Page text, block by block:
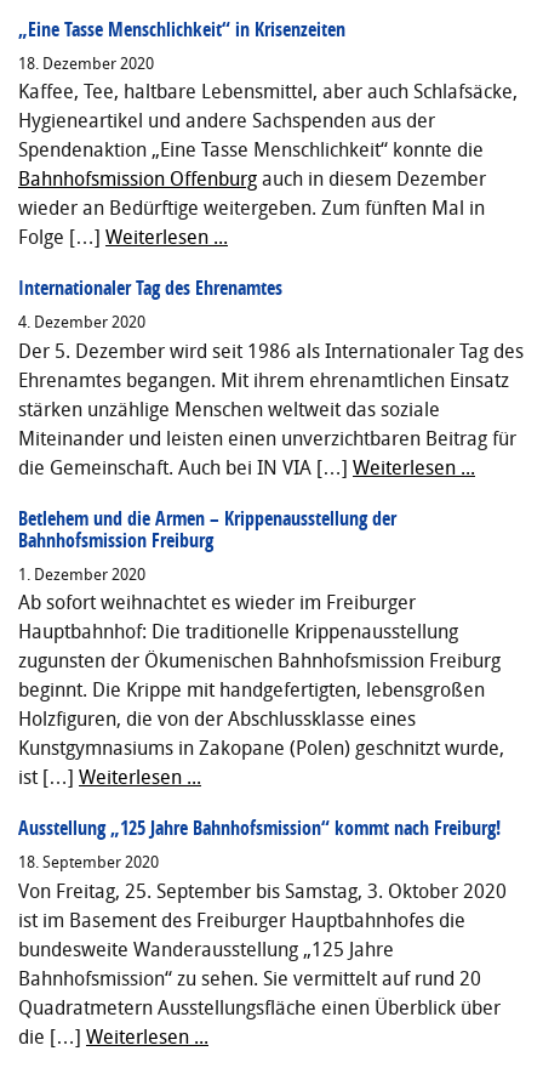
„Eine Tasse Menschlichkeit“ in Krisenzeiten
18. Dezember 2020
Kaffee, Tee, haltbare Lebensmittel, aber auch Schlafsäcke,
Hygieneartikel und andere Sachspenden aus der
Spendenaktion „Eine Tasse Menschlichkeit“ konnte die
Bahnhofsmission Offenburg auch in diesem Dezember
wieder an Bedürftige weitergeben. Zum fünften Mal in
Folge […] Weiterlesen ...
Internationaler Tag des Ehrenamtes
4. Dezember 2020
Der 5. Dezember wird seit 1986 als Internationaler Tag des
Ehrenamtes begangen. Mit ihrem ehrenamtlichen Einsatz
stärken unzählige Menschen weltweit das soziale
Miteinander und leisten einen unverzichtbaren Beitrag für
die Gemeinschaft. Auch bei IN VIA […] Weiterlesen ...
Betlehem und die Armen – Krippenausstellung der
Bahnhofsmission Freiburg
1. Dezember 2020
Ab sofort weihnachtet es wieder im Freiburger
Hauptbahnhof: Die traditionelle Krippenausstellung
zugunsten der Ökumenischen Bahnhofsmission Freiburg
beginnt. Die Krippe mit handgefertigten, lebensgroßen
Holzfiguren, die von der Abschlussklasse eines
Kunstgymnasiums in Zakopane (Polen) geschnitzt wurde,
ist […] Weiterlesen ...
Ausstellung „125 Jahre Bahnhofsmission“ kommt nach Freiburg!
18. September 2020
Von Freitag, 25. September bis Samstag, 3. Oktober 2020
ist im Basement des Freiburger Hauptbahnhofes die
bundesweite Wanderausstellung „125 Jahre
Bahnhofsmission“ zu sehen. Sie vermittelt auf rund 20
Quadratmetern Ausstellungsfläche einen Überblick über
die […] Weiterlesen ...